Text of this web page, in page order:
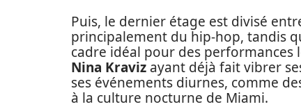
Puis, le dernier étage est divisé
principalement du hip-hop, tandis
cadre idéal pour des performances
Nina Kraviz ayant déjà fait vibrer
ses événements diurnes, comme
à la culture nocturne de Miami.